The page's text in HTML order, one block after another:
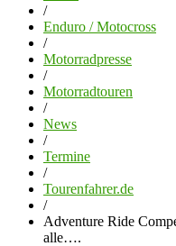
/
Enduro / Motocross
/
Motorradpresse
/
Motorradtouren
/
News
/
Termine
/
Tourenfahrer.de
/
Adventure Ride
alle….